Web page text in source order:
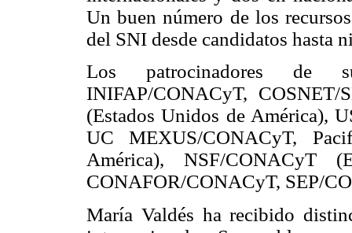
Un buen número de los
del SNI desde candidatos hasta
Los patrocinadores de
INIFAP/CONACyT,
(Estados Unidos de América),
UC MEXUS/CONACyT,
América), NSF/CONACyT
CONAFOR/CONACyT, SEP/
María Valdés ha recibido